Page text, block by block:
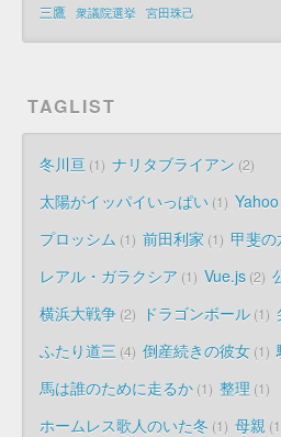
三鷹 衆議院選挙 宮田珠己
TAGLIST
冬川亘 1 ナリタブライアン 2
太陽がイッパイいっぱい 1
プロッシム 1 前田利家 1 甲斐の
レアル・ガラクシア 1 Vue.js 2
横浜大戦争 2 ドラゴンボール 1
ふたり道三 4 倒産続きの彼女 1
馬は誰のために走るか 1 整理 1
ホームレス歌人のいた冬 1 母親 1